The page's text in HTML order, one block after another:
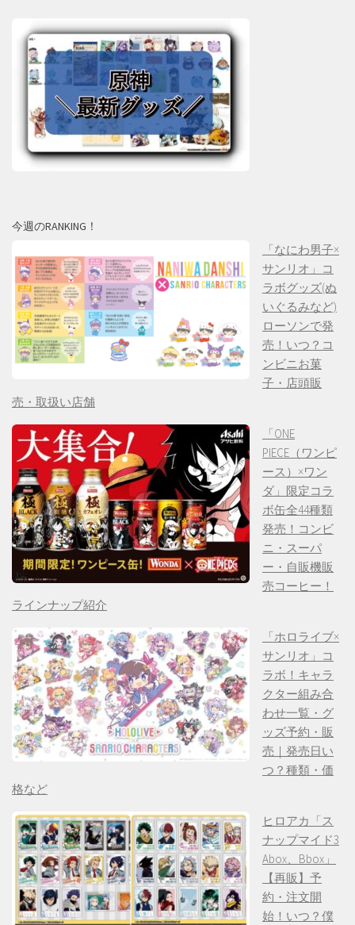
今週のRANKING！
「なにわ男子×
サンリオ」コ
ラボグッズ(ぬ
いぐるみなど)
ローソンで発
売！いつ？コ
ンビニお菓
子・店頭販
売・取扱い店舗
「ONE
PIECE（ワンピ
ース）×ワン
ダ」限定コラ
ボ缶全44種類
発売！コンビ
ニ・スーパ
ー・自販機販
売コーヒー！
ラインナップ紹介
「ホロライブ×
サンリオ」コ
ラボ！キャラ
クター組み合
わせ一覧・グ
ッズ予約・販
売｜発売日い
つ？種類・価
格など
ヒロアカ「ス
ナップマイド3
Abox、Bbox」
【再販】予
約・注文開
始！いつ？僕